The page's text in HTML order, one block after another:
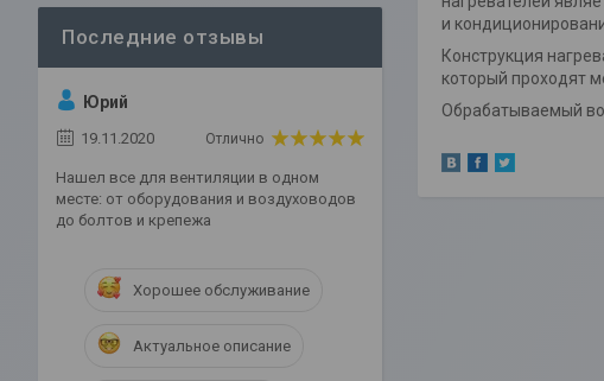
и
Конструкция
который проходят
Обрабатываемый
Юрий
19.11.2020 Отлично
Нашел все для вентиляции в одном
месте: от оборудования и воздуховодов
до болтов и крепежа
Хорошее обслуживание
Актуальное описание